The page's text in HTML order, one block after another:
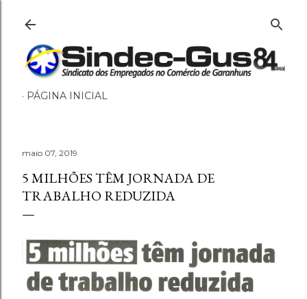
PÁGINA INICIAL
maio 07, 2019
5 MILHÕES TÊM JORNADA DE
TRABALHO REDUZIDA